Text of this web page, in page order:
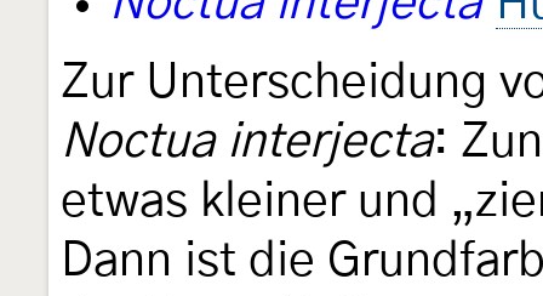
Zur Unterscheidung
Noctua interjecta:
etwas kleiner und
Dann ist die